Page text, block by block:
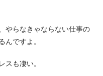
やらなきゃならない仕事の
ですよ。
スも凄い。